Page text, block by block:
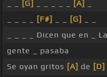
[G] [A]
[F#] [G]
_ _ _ _ Dicen que en _
gente _ pasaba
Se oyan gritos [A] de [D]